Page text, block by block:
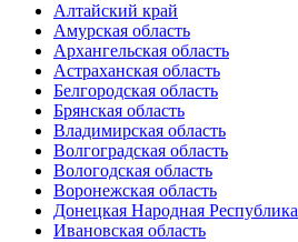
Алтайский край
Амурская область
Архангельская область
Астраханская область
Белгородская область
Брянская область
Владимирская область
Волгоградская область
Вологодская область
Воронежская область
Донецкая Народная Республика
Ивановская область